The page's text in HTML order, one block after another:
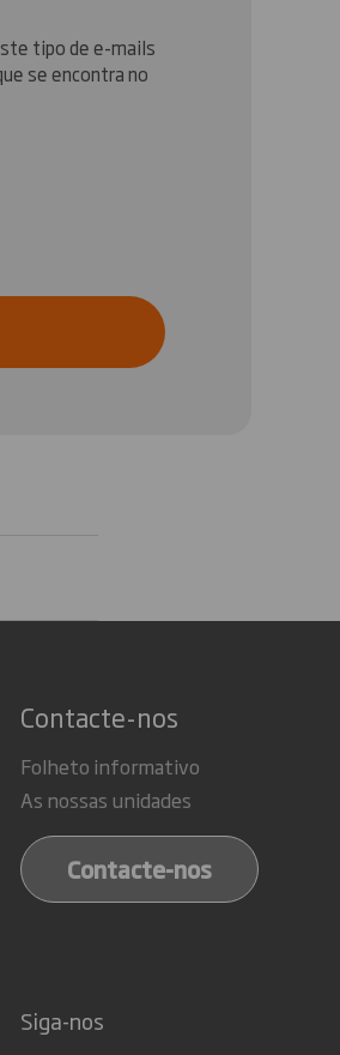
tipo de e-mails
se encontra no
Contacte-nos
Folheto informativo
As nossas unidades
Contacte-nos
Siga-nos